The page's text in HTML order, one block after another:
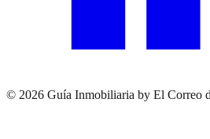
© 2026 Guía Inmobiliaria by El Correo